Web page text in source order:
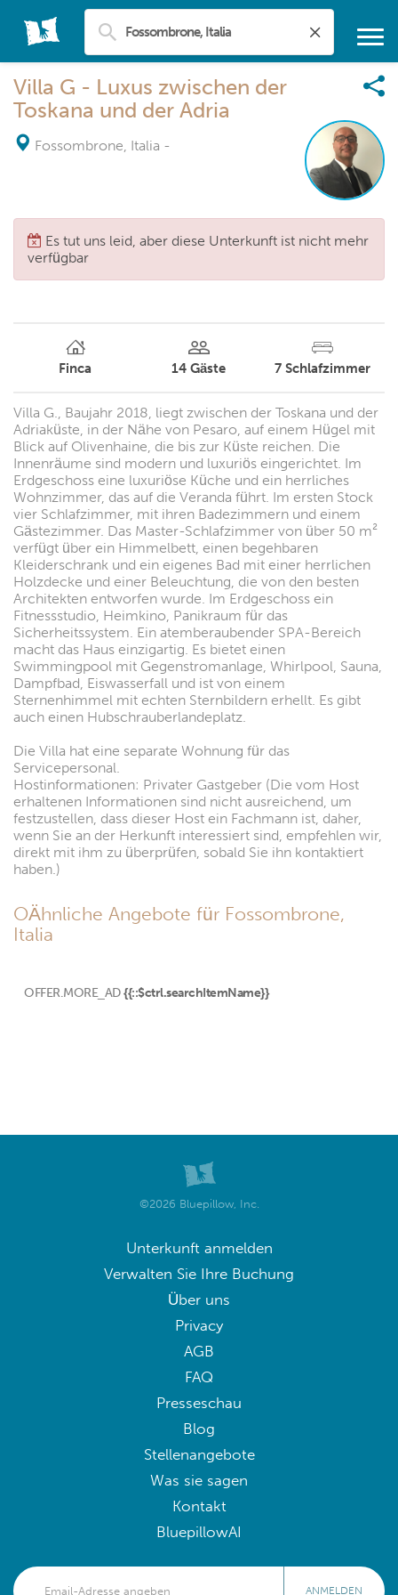
Villa G - Luxus zwischen der
Toskana und der Adria
Fossombrone, Italia -
Es tut uns leid, aber diese Unterkunft ist nicht mehr
verfügbar
Finca 14 Gäste 7 Schlafzimmer
Villa G., Baujahr 2018, liegt zwischen der Toskana und der
Adriaküste, in der Nähe von Pesaro, auf einem Hügel mit
Blick auf Olivenhaine, die bis zur Küste reichen. Die
Innenräume sind modern und luxuriös eingerichtet. Im
Erdgeschoss eine luxuriöse Küche und ein herrliches
Wohnzimmer, das auf die Veranda führt. Im ersten Stock
vier Schlafzimmer, mit ihren Badezimmern und einem
Gästezimmer. Das Master-Schlafzimmer von über 50 m²
verfügt über ein Himmelbett, einen begehbaren
Kleiderschrank und ein eigenes Bad mit einer herrlichen
Holzdecke und einer Beleuchtung, die von den besten
Architekten entworfen wurde. Im Erdgeschoss ein
Fitnessstudio, Heimkino, Panikraum für das
Sicherheitssystem. Ein atemberaubender SPA-Bereich
macht das Haus einzigartig. Es bietet einen
Swimmingpool mit Gegenstromanlage, Whirlpool, Sauna,
Dampfbad, Eiswasserfall und ist von einem
Sternenhimmel mit echten Sternbildern erhellt. Es gibt
auch einen Hubschrauberlandeplatz.
Die Villa hat eine separate Wohnung für das
Servicepersonal.
Hostinformationen: Privater Gastgeber (Die vom Host
erhaltenen Informationen sind nicht ausreichend, um
festzustellen, dass dieser Host ein Fachmann ist, daher,
wenn Sie an der Herkunft interessiert sind, empfehlen wir,
direkt mit ihm zu überprüfen, sobald Sie ihn kontaktiert
haben.)
OÄhnliche Angebote für Fossombrone,
Italia
OFFER.MORE_AD {{::$ctrl.searchItemName}}
©2026 Bluepillow, Inc.
Unterkunft anmelden
Verwalten Sie Ihre Buchung
Über uns
Privacy
AGB
FAQ
Presseschau
Blog
Stellenangebote
Was sie sagen
Kontakt
BluepillowAI
ANMELDEN